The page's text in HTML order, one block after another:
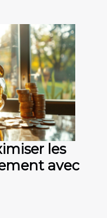
les
avec